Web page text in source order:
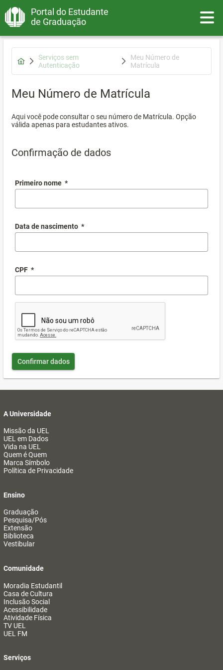
Portal do Estudante
de Graduação
Serviços sem
Autenticação
Meu Número de
Matrícula
Meu Número de Matrícula
Aqui você pode consultar o seu número de Matrícula. Opção
válida apenas para estudantes ativos.
Confirmação de dados
Primeiro nome *
Data de nascimento *
CPF *
Confirmar dados
A Universidade
Missão da UEL
UEL em Dados
Vida na UEL
Quem é Quem
Marca Símbolo
Política de Privacidade
Ensino
Graduação
Pesquisa/Pós
Extensão
Biblioteca
Vestibular
Comunidade
Moradia Estudantil
Casa de Cultura
Inclusão Social
Acessibilidade
Atividade Física
TV UEL
UEL FM
Serviços